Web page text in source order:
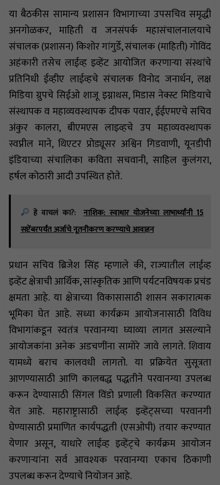
या बैठकीस सामान्य प्रशासन विभागाच्या उपसचिव समृद्धी
अनगोळकर, माहिती व जनसंपर्क महासंचालनालयाचे
संचालक (प्रशासन) किशोर गांगुर्डे, संचालक (माहिती) गोविंद
अहंकारी तसेच लाईव्ह इव्हेंट आयोजित करणाऱ्या संस्थांचे
प्रतिनिधी ईव्हीए लाईव्हचे संचालक विनोद जनार्धन, लक्ष
मिडिया ग्रुपचे सिईओ शाजू इग्नाथस, मिडास नेक्स्ट मिडियाचे
संस्थापक व महाव्यवस्थापक दीपक पवार, ईईएमएचे सचिव
अंकुर कालरा, बीएमएस लाइव्हचे उप महाव्यवस्थापक
स्वप्नील माने, थिएटर प्रोड्यूसर अश्विन गिडवाणी, यूनडीपी
इंडियाच्या संचालिका कविता सचवानी, साहिल कुलंगरा,
हर्षल कोठारी आदी उपस्थित होते.
हे वाचलं का?:
नाशिक: स्वाधार योजनेच्या लाभार्थ्यांनी 15
सप्टेंबरपर्यंत अर्जाचे नूतनीकरण करण्याचे आवाहन
प्रधान सचिव ब्रिजेश सिंह म्हणाले की, राज्यातील लाईव्ह
इव्हेंट क्षेत्राची आर्थिक, सांस्कृतिक आणि पर्यटनविषयक प्रचंड
क्षमता आहे. या क्षेत्राच्या विकासासाठी शासन सकारात्मक
भूमिका घेत आहे. सध्या कार्यक्रम आयोजनासाठी विविध
विभागांकडून स्वतंत्र परवानग्या घ्याव्या लागत असल्याने
आयोजकांना अनेक अडचणींना सामोरे जावे लागते. शिवाय
यामध्ये बराच कालवधी लागतो. या प्रक्रियेत सुसूत्रता
आणण्यासाठी आणि कालबद्ध पद्धतीने परवानग्या उपलब्ध
करून देण्यासाठी सिंगल विंडो प्रणाली विकसित करण्यात
येत आहे. महाराष्ट्रासाठी लाईव्ह इव्हेंट्सच्या परवानगी
घेण्यासाठी प्रमाणित कार्यपद्धती (एसओपी) तयार करण्यात
येणार असून, याधारे लाईव्ह इव्हेंट्चे कार्यक्रम आयोजन
करणाऱ्यांना सर्व आवश्यक परवानग्या एकाच ठिकाणी
उपलब्ध करून देण्याचे नियोजन आहे.